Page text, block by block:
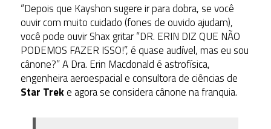
“Depois que Kayshon sugere ir para dobra, se você
ouvir com muito cuidado (fones de ouvido ajudam),
você pode ouvir Shax gritar “DR. ERIN DIZ QUE NÃO
PODEMOS FAZER ISSO!”, é quase audível, mas eu sou
cânone?” A Dra. Erin Macdonald é astrofísica,
engenheira aeroespacial e consultora de ciências de
Star Treke agora se considera cânone na franquia.